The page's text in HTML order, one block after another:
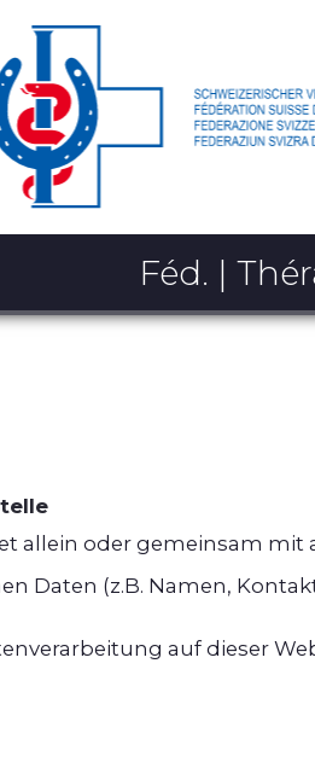
Féd. |
allein oder gemeinsam
Daten (z.B. Namen,
auf dieser